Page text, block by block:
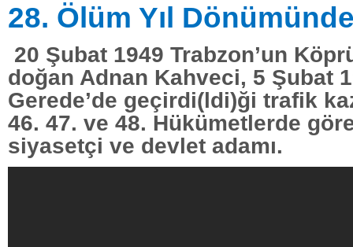
28. Ölüm Yıl
20 Şubat 1949 Trabzon’un
doğan Adnan Kahveci, 5 Şubat
Gerede’de geçirdi(ldi)ği trafik
46. 47. ve 48. Hükümetlerde
siyasetçi ve devlet adamı.